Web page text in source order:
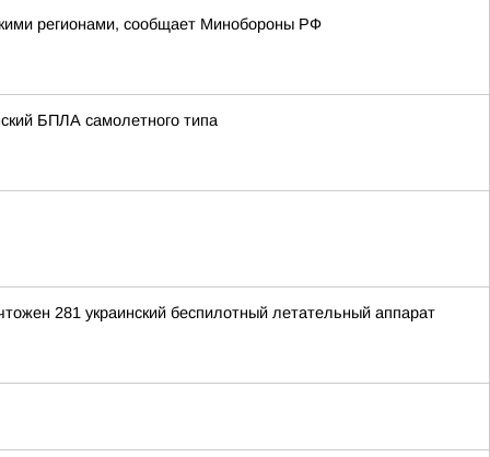
регионами, сообщает Минобороны РФ
БПЛА самолетного типа
281 украинский беспилотный летательный аппарат